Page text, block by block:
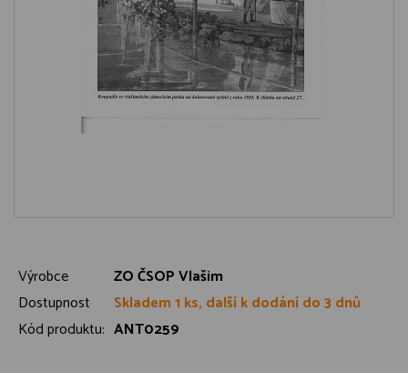
Výrobce
ZO ČSOP Vlašim
Dostupnost
Skladem 1 ks, další k dodání do 3 dnů
Kód produktu: ANT0259